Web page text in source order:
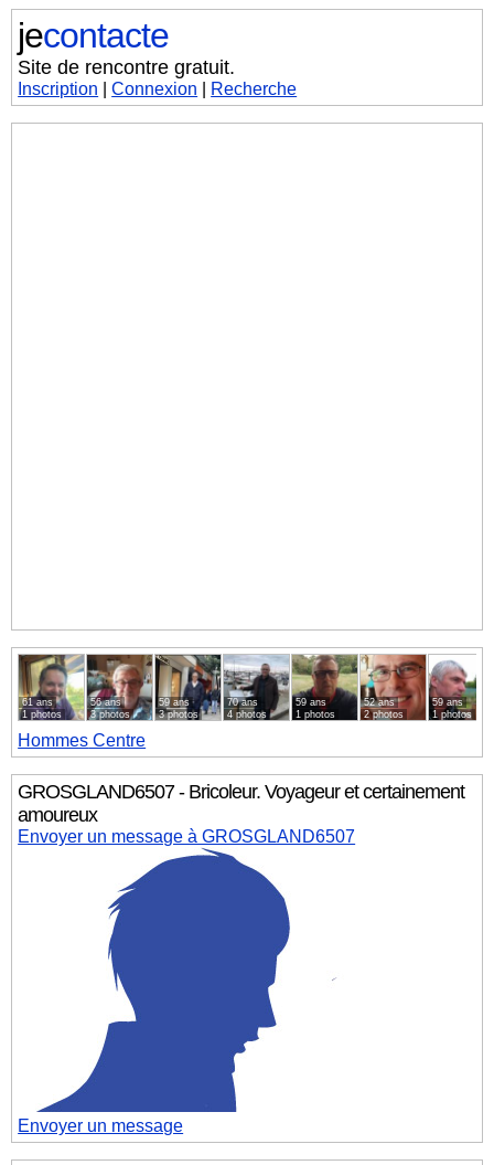
jecontacte
Site de rencontre gratuit.
Inscription |Connexion Recherche
61 ans
1 photos
56 ans
3 photos
59 ans
3 photos
70 ans
4 photos
59 ans
1 photos
52 ans
2 photos
59 ans
1 photos
Hommes Centre
GROSGLAND6507 - Bricoleur. Voyageur et certainement
amoureux
Envoyer un message à GROSGLAND6507
Envoyer un message